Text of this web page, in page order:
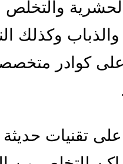
الحشرية
وكذلك
على كوادر
تقنيات